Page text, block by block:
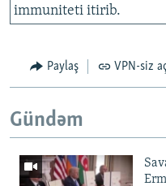
immuniteti itirib.
Paylaş VPN-siz
Gündəm